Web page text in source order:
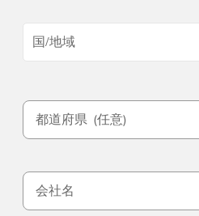
国/地域
都道府県 (任意)
会社名